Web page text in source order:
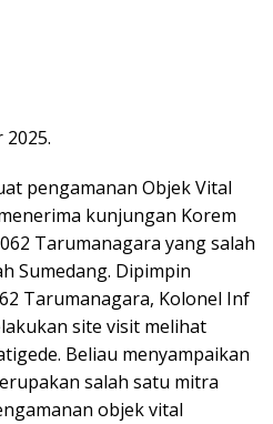
pengamanan Objek Vital
kunjungan Korem
Tarumanagara yang salah
Sumedang. Dipimpin
Tarumanagara, Kolonel Inf
site visit melihat
Beliau menyampaikan
salah satu mitra
objek vital